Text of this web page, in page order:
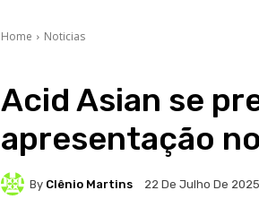
Home Noticias
Acid Asian se
apresentação
By Clênio Martins 22 De Julho De 2025